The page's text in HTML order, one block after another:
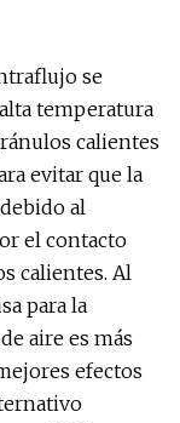
se
temperatura
calientes
evitar que la
al
el contacto
calientes. Al
para la
aire es más
efectos